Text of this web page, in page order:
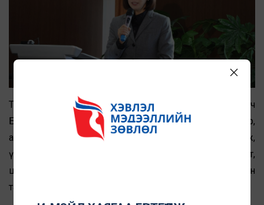
Түүнчлэн “Глоб Интернэшнл төв”-ийн хуульч
Б.Пүрэвсүрэн “Монгол ба олон улсын жишиг: Нэр төр,
алдар хүндийг хамгаалах нь” сэдвээр илтгэл тавьж,
үндэсний болон олон улсын эрх зүйн зохицуулалт,
шүүхийн практик, хүний эрхийн тэнцвэрт байдлын
талаар мэргэжлийн дүгнэлтээ хуваалцлаа.